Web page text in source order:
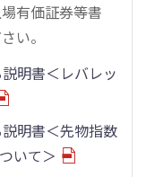
有価証券等書
い。
明書＜レバレッ
明書＜先物指数
いて＞